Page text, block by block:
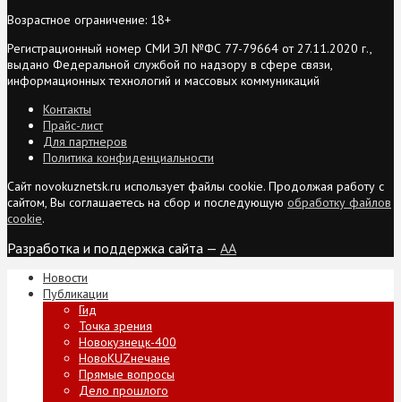
Возрастное ограничение: 18+
Регистрационный номер СМИ ЭЛ №ФС 77-79664 от 27.11.2020 г.,
выдано Федеральной службой по надзору в сфере связи,
информационных технологий и массовых коммуникаций
Контакты
Прайс-лист
Для партнеров
Политика конфиденциальности
Сайт novokuznetsk.ru использует файлы cookie. Продолжая работу с
сайтом, Вы соглашаетесь на сбор и последующую обработку файлов
cookie.
Разработка и поддержка сайта — AA
Новости
Публикации
Гид
Точка зрения
Новокузнецк-400
НовоKUZнечане
Прямые вопросы
Дело прошлого